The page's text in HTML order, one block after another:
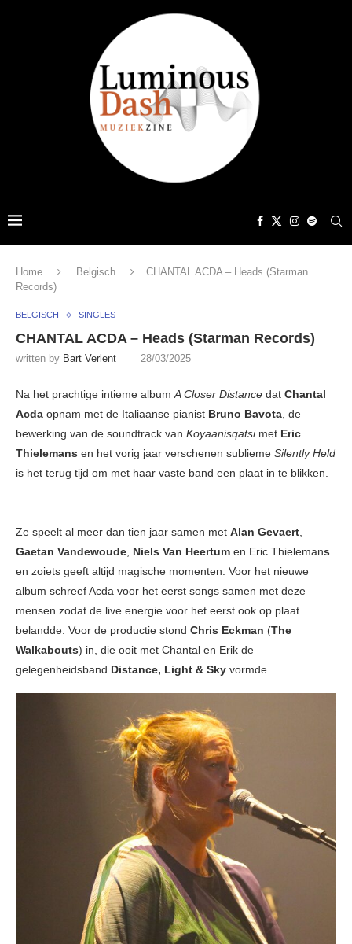
Home Belgisch
CHANTAL ACDA – Heads (Starman
Records)
BELGISCH SINGLES
CHANTAL ACDA – Heads (Starman Records)
written by Bart Verlent 28/03/2025
Na het prachtige intieme albumA Closer Distance dat Chantal
Acda opnam met de Italiaanse pianist Bruno Bavota, de
bewerking van de soundtrack van Koyaanisqatsimet Eric
Thielemans en het vorig jaar verschenen sublieme Silently Held
is het terug tijd om met haar vaste band een plaat in te blikken.
Ze speelt al meer dan tien jaar samen met Alan Gevaert,
Gaetan Vandewoude, Niels Van Heertum en Eric Thielemans
en zoiets geeft altijd magische momenten. Voor het nieuwe
album schreef Acda voor het eerst songs samen met deze
mensen zodat de live energie voor het eerst ook op plaat
belandde. Voor de productie stond Chris Eckman (The
Walkabouts) in, die ooit met Chantal en Erik de
gelegenheidsband Distance, Light & Sky vormde.